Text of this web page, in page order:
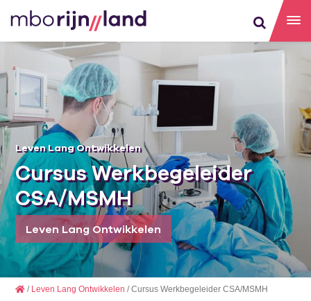
Leven Lang Ontwikkelen
Cursus Werkbegeleider
CSA/MSMH
Leven Lang Ontwikkelen
/ Leven Lang Ontwikkelen / Cursus Werkbegeleider CSA/MSMH